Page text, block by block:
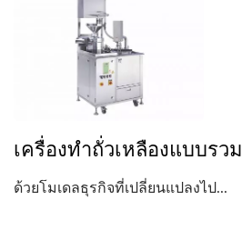
เครื่องทำถั่วเหลืองแบบรวม
ด้วยโมเดลธุรกิจที่เปลี่ยนแปลงไป...